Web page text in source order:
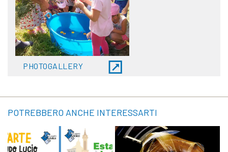
PHOTOGALLERY
POTREBBERO ANCHE INTERESSARTI